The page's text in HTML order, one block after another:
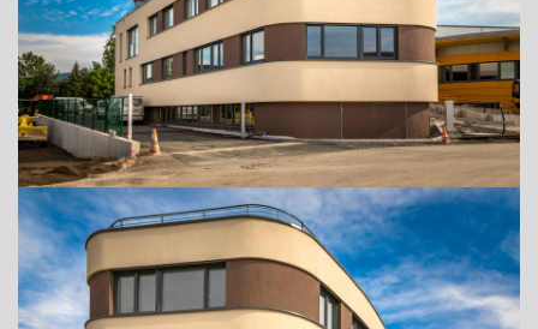
KONTAKT
ADRESSE